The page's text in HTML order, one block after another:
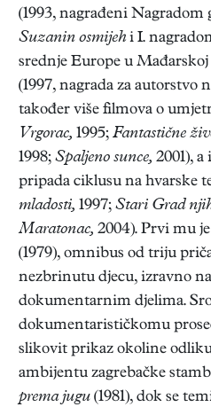
(1993, nagrađeni Nagradom
Suzanin osmijehi I.
srednje Europe u Mađarskoj
(1997, nagrada za autorstvo
također više filmova o
Vrgorac, 1995; Fantastične
1998; Spaljeno sunce, 2001),
pripada ciklusu na hvarske
mladosti, 1997; Stari Grad
Maratonac, 2004). Prvi mu
(1979), omnibus od triju
nezbrinutu djecu, izravno
dokumentarnim djelima.
dokumentarističkomu
slikovit prikaz okoline
ambijentu zagrebačke
prema jugu (1981), dok se